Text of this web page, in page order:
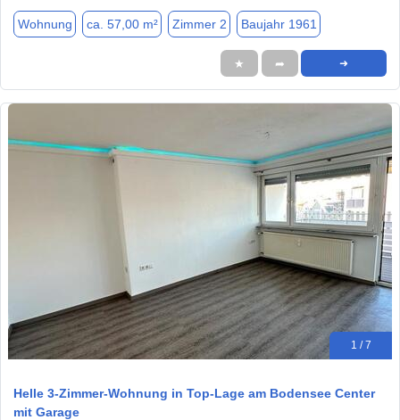
Wohnung ca. 57,00 m² Zimmer 2 Baujahr 1961
★ ➦ ➜
1 / 7
Helle 3-Zimmer-Wohnung in Top-Lage am Bodensee Center
mit Garage